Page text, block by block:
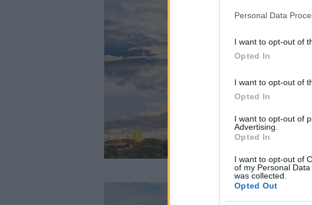
information including
deny consent to
in below Google
Personal Data
I want to opt-out of
Opted In
I want to opt-out of
Opted In
I want to opt-out of
Advertising.
Opted In
I want to opt-out of
of my Personal
was collected.
Opted Out